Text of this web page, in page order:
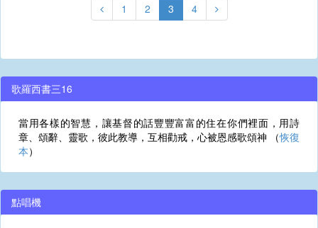
1 2 3 4
歌羅西書三16
當用各樣的智慧，讓基督的話豐豐富富的住在你們裡面，用詩
章、頌辭、靈歌，彼此教導，互相勸戒，心被恩感歌頌神 （恢復
本）
點唱機